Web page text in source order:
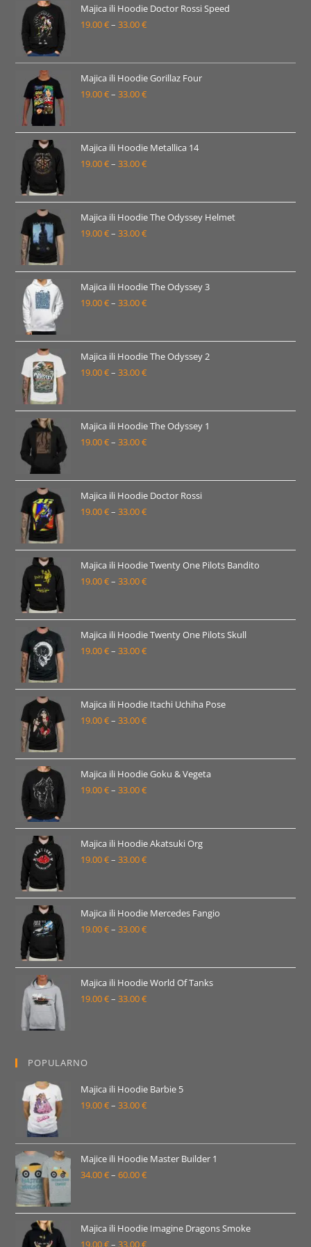
Majica ili Hoodie Doctor Rossi Speed
19.00€– 33.00€Raspon
od
19.00 €
do
Majica ili Hoodie Gorillaz Four
19.00€– 33.00€Raspon
od
19.00 €
do
Majica ili Hoodie Metallica 14
19.00€– 33.00€Raspon
od
19.00 €
do
Majica ili Hoodie The Odyssey Helmet
19.00€– 33.00€Raspon
od
19.00 €
do
Majica ili Hoodie The Odyssey 3
19.00€– 33.00€Raspon
od
19.00 €
do
Majica ili Hoodie The Odyssey 2
19.00€– 33.00€Raspon
od
19.00 €
do
Majica ili Hoodie The Odyssey 1
19.00€– 33.00€Raspon
od
19.00 €
do
Majica ili Hoodie Doctor Rossi
19.00€– 33.00€Raspon
od
19.00 €
do
Majica ili Hoodie Twenty One Pilots Bandito
19.00€– 33.00€Raspon
od
19.00 €
do
Majica ili Hoodie Twenty One Pilots Skull
19.00€– 33.00€Raspon
od
19.00 €
do
Majica ili Hoodie Itachi Uchiha Pose
19.00€– 33.00€Raspon
od
19.00 €
do
Majica ili Hoodie Goku & Vegeta
19.00€– 33.00€Raspon
od
19.00 €
do
Majica ili Hoodie Akatsuki Org
19.00€– 33.00€Raspon
od
19.00 €
do
Majica ili Hoodie Mercedes Fangio
19.00€– 33.00€Raspon
od
19.00 €
do
Majica ili Hoodie World Of Tanks
19.00€– 33.00€Raspon
33.00 €
POPULARNO
Majica ili Hoodie Barbie 5
19.00€– 33.00€Raspon
od
19.00 €
do
Majice ili Hoodie Master Builder 1
34.00€– 60.00€Raspon
od
34.00 €
Majica ili Hoodie Imagine Dragons Smoke
19.00€– 33.00€